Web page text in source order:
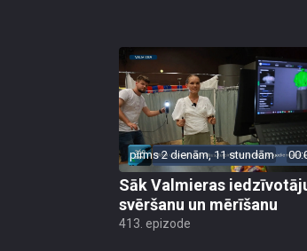
pirms 2 dienām, 11 stundām
Sāk Valmieras
svēršanu un mērīšanu
413. epizode